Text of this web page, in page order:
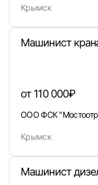
Вход
Крымск
Машинист
от 110 000₽
ООО ФСК
Крымск
Машинист